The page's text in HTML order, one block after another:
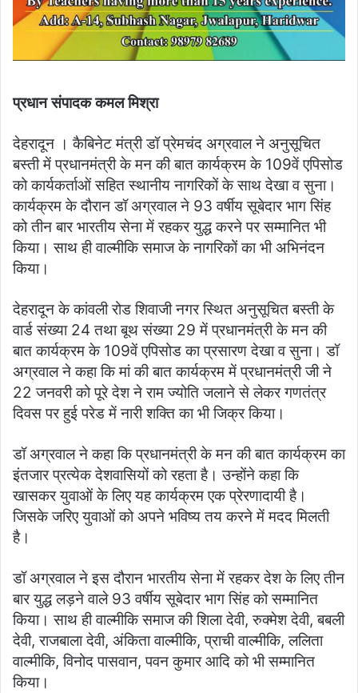
प्रधान संपादक कमल मिश्रा
देहरादून । कैबिनेट मंत्री डॉ प्रेमचंद अग्रवाल ने अनुसूचित
बस्ती में प्रधानमंत्री के मन की बात कार्यक्रम के 109वें एपिसोड
को कार्यकर्ताओं सहित स्थानीय नागरिकों के साथ देखा व सुना।
कार्यक्रम के दौरान डॉ अग्रवाल ने 93 वर्षीय सूबेदार भाग सिंह
को तीन बार भारतीय सेना में रहकर युद्ध करने पर सम्मानित भी
किया। साथ ही वाल्मीकि समाज के नागरिकों का भी अभिनंदन
किया।
देहरादून के कांवली रोड शिवाजी नगर स्थित अनुसूचित बस्ती के
वार्ड संख्या 24 तथा बूथ संख्या 29 में प्रधानमंत्री के मन की
बात कार्यक्रम के 109वें एपिसोड का प्रसारण देखा व सुना। डॉ
अग्रवाल ने कहा कि मां की बात कार्यक्रम में प्रधानमंत्री जी ने
22 जनवरी को पूरे देश ने राम ज्योति जलाने से लेकर गणतंत्र
दिवस पर हुई परेड में नारी शक्ति का भी जिक्र किया।
डॉ अग्रवाल ने कहा कि प्रधानमंत्री के मन की बात कार्यक्रम का
इंतजार प्रत्येक देशवासियों को रहता है। उन्होंने कहा कि
खासकर युवाओं के लिए यह कार्यक्रम एक प्रेरणादायी है।
जिसके जरिए युवाओं को अपने भविष्य तय करने में मदद मिलती
है।
डॉ अग्रवाल ने इस दौरान भारतीय सेना में रहकर देश के लिए तीन
बार युद्ध लड़ने वाले 93 वर्षीय सूबेदार भाग सिंह को सम्मानित
किया। साथ ही वाल्मीकि समाज की शिला देवी, रुक्मेश देवी, बबली
देवी, राजबाला देवी, अंकिता वाल्मीकि, प्राची वाल्मीकि, ललिता
वाल्मीकि, विनोद पासवान, पवन कुमार आदि को भी सम्मानित
किया।